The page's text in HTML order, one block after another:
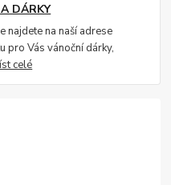
DÁRKY
najdete na naší adrese
pro Vás vánoční dárky,
celé